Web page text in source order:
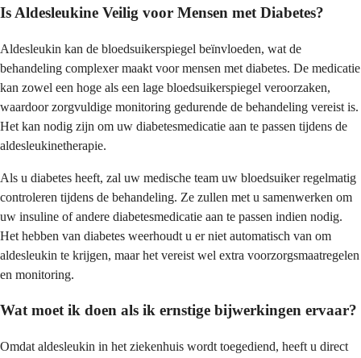
Is Aldesleukine Veilig voor Mensen met Diabetes?
Aldesleukin kan de bloedsuikerspiegel beïnvloeden, wat de
behandeling complexer maakt voor mensen met diabetes. De medicatie
kan zowel een hoge als een lage bloedsuikerspiegel veroorzaken,
waardoor zorgvuldige monitoring gedurende de behandeling vereist is.
Het kan nodig zijn om uw diabetesmedicatie aan te passen tijdens de
aldesleukinetherapie.
Als u diabetes heeft, zal uw medische team uw bloedsuiker regelmatig
controleren tijdens de behandeling. Ze zullen met u samenwerken om
uw insuline of andere diabetesmedicatie aan te passen indien nodig.
Het hebben van diabetes weerhoudt u er niet automatisch van om
aldesleukin te krijgen, maar het vereist wel extra voorzorgsmaatregelen
en monitoring.
Wat moet ik doen als ik ernstige bijwerkingen ervaar?
Omdat aldesleukin in het ziekenhuis wordt toegediend, heeft u direct